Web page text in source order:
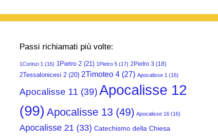
Passi richiamati più volte:
1Corinzi 1 (16) 1Pietro 2 (21) 1Pietro 5 (17) 2Pietro 3 (18)
2Tessalonicesi 2 (20) 2Timoteo 4 (27) Apocalisse 1 (16)
Apocalisse 11 (39)Apocalisse 12
(99) Apocalisse 13 (49) Apocalisse 16 (16)
Apocalisse 21 (33) Catechismo della Chiesa